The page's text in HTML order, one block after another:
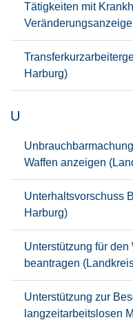
Tätigkeiten mit
Harburg)
U
Waffen anzeigen
Unterhaltsvorschuss
Harburg)
Unterstützung für
beantragen
Unterstützung zur
langzeitarbeitslosen